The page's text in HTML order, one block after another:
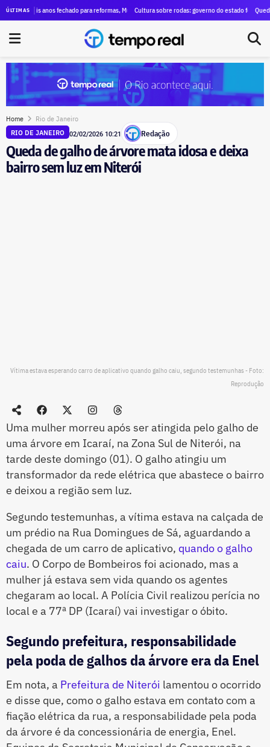
ÚLTIMAS
Instagram e pede a identificação dos administradores das páginas
anos fechado para reformas, Museu Nacional de Belas Artes, no Centro do Rio, reabre três
Cultura sobre rodas: governo do estado fecha contrato
Queda de
Home Rio de Janeiro
RIO DE JANEIRO 02/02/2026 10:21 Redação
Queda de galho de árvore mata idosa e deixa
bairro sem luz em Niterói
Vítima estava esperando carro de aplicativo quando galho caiu, segundo testemunhas - Foto:
Reprodução
Uma mulher morreu após ser atingida pelo galho de
uma árvore em Icaraí, na Zona Sul de Niterói, na
tarde deste domingo (01). O galho atingiu um
transformador da rede elétrica que abastece o bairro
e deixou a região sem luz.
Segundo testemunhas, a vítima estava na calçada de
um prédio na Rua Domingues de Sá, aguardando a
chegada de um carro de aplicativo, quando o galho
caiu. O Corpo de Bombeiros foi acionado, mas a
mulher já estava sem vida quando os agentes
chegaram ao local. A Polícia Civil realizou perícia no
local e a 77ª DP (Icaraí) vai investigar o óbito.
Segundo prefeitura, responsabilidade
pela poda de galhos da árvore era da Enel
Em nota, a Prefeitura de Niterói lamentou o ocorrido
e disse que, como o galho estava em contato com a
fiação elétrica da rua, a responsabilidade pela poda
da árvore é da concessionária de energia, Enel.